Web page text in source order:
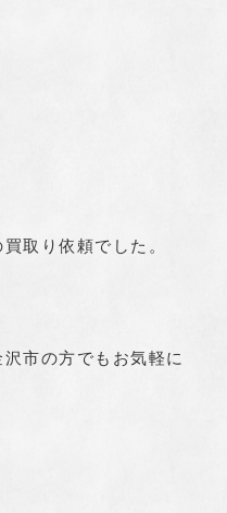
取り依頼でした。
市の方でもお気軽に